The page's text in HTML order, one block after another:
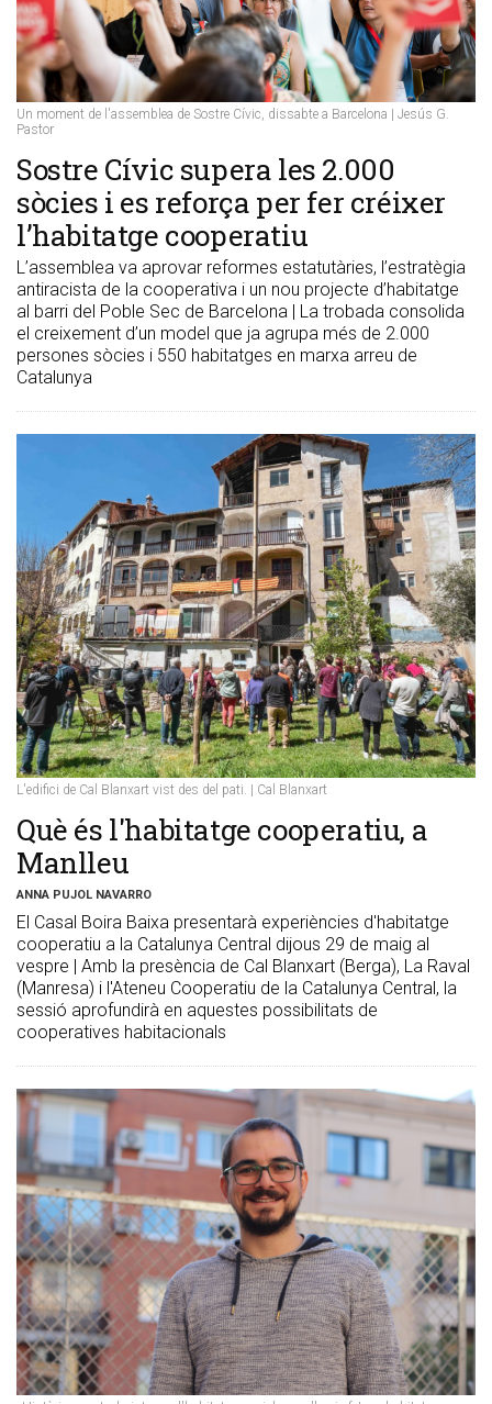
Un moment de l'assemblea de Sostre Cívic, dissabte a Barcelona | Jesús G.
Pastor
​Sostre Cívic supera les 2.000
sòcies i es reforça per fer créixer
l’habitatge cooperatiu
L’assemblea va aprovar reformes estatutàries, l’estratègia
antiracista de la cooperativa i un nou projecte d’habitatge
al barri del Poble Sec de Barcelona | La trobada consolida
el creixement d’un model que ja agrupa més de 2.000
persones sòcies i 550 habitatges en marxa arreu de
Catalunya
L'edifici de Cal Blanxart vist des del pati. | Cal Blanxart
Què és l'habitatge cooperatiu, a
Manlleu
ANNA PUJOL NAVARRO
El Casal Boira Baixa presentarà experiències d'habitatge
cooperatiu a la Catalunya Central dijous 29 de maig al
vespre | Amb la presència de Cal Blanxart (Berga), La Raval
(Manresa) i l'Ateneu Cooperatiu de la Catalunya Central, la
sessió aprofundirà en aquestes possibilitats de
cooperatives habitacionals